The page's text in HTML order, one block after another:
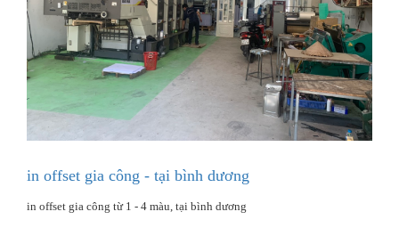
in offset gia công - tại bình dương
in offset gia công từ 1 - 4 màu, tại bình dương